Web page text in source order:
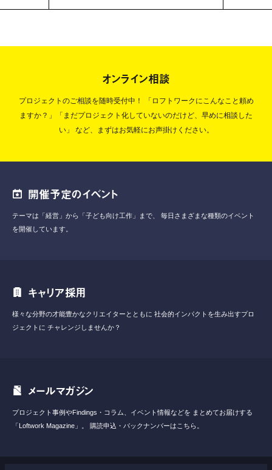
オンライン相談
プロジェクトのご相談を随時受付中！
「ロフトワークにこんなこと頼め
ますか？」「まだプロジェクト化していないのだけど、早めに相談した
い」
など、まずはお気軽にお声掛けください。
開催予定のイベント
テーマは「経営」から「子ども向け工作」まで、
毎日さまざまな種類のイベント
を開催しています。
キャリア採用
様々な分野の才能豊かなクリエイターとともに 社会的インパクトを生み出すプロ
ジェクトに チャレンジしませんか？
メールマガジン
プロジェクト事例やFindings・コラム、イベント情報などを まとめてお届けする
「Loftwork Magazine」。
購読申込・バックナンバーはこちら。